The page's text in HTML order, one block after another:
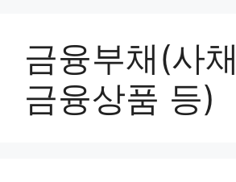
금융부채(사
금융상품 등)